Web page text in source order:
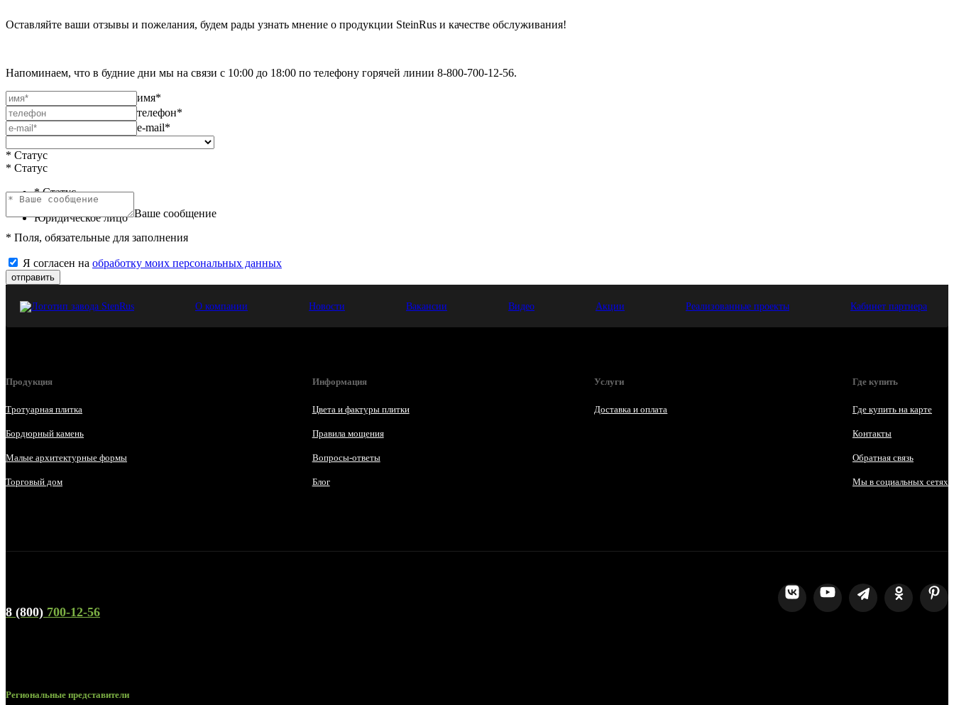
Оставляйте ваши отзывы и пожелания, будем рады узнать мнение о продукции SteinRus и качестве обслуживания!
Напоминаем, что в будние дни мы на связи с 10:00 до 18:00 по телефону горячей линии 8-800-700-12-56.
имя*
телефон*
e-mail*
* Статус
* Статус
* Статус
Физическое лицо
Юридическое лицо Ваше сообщение
* Поля, обязательные для заполнения
Я согласен на обработку моих персональных данных
отправить
О компании Новости Вакансии Видео Акции Реализованные проекты Кабинет партнера
Продукция
Тротуарная плитка
Бордюрный камень
Малые архитектурные формы
Торговый дом
Информация
Цвета и фактуры плитки
Правила мощения
Вопросы-ответы
Блог
Услуги
Доставка и оплата
Где купить
Где купить на карте
Контакты
Обратная связь
Мы в социальных сетях
8 (800) 700-12-56
Региональные представители